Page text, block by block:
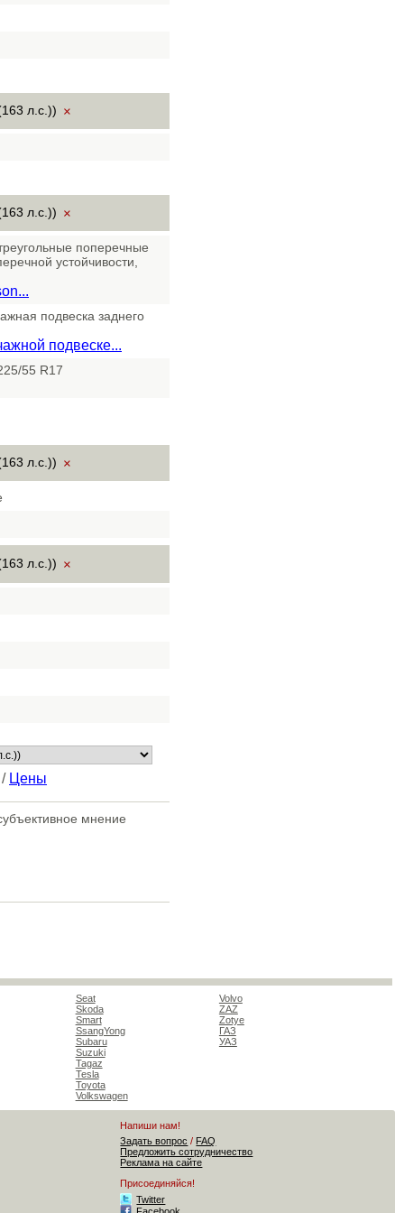
л.с.)) ×
л.с.)) ×
поперечные
устойчивости,
подвеска заднего
подвеске...
55 R17
л.с.)) ×
л.с.)) ×
/ Цены
мнение
Seat
Skoda
Smart
SsangYong
Subaru
Suzuki
Tagaz
Tesla
Toyota
Volkswagen
Volvo
ZAZ
Zotye
ГАЗ
УАЗ
Напиши нам!
Задать вопрос / FAQ
Предложить сотрудничество
Реклама на сайте
Присоединяйся!
Twitter